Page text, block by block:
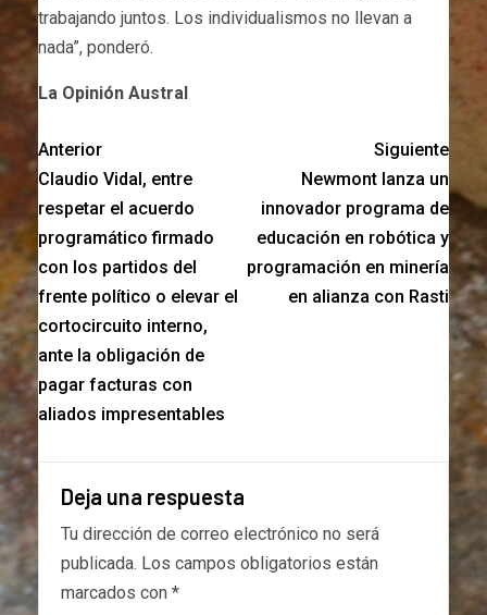
trabajando juntos. Los individualismos no llevan a
nada”, ponderó.
La Opinión Austral
Anterior
Claudio Vidal, entre
respetar el acuerdo
programático firmado
con los partidos del
frente político o elevar el
cortocircuito interno,
ante la obligación de
pagar facturas con
aliados impresentables
Siguiente
Newmont lanza un
innovador programa de
educación en robótica y
programación en minería
en alianza con Rasti
Deja una respuesta
Tu dirección de correo electrónico no será
publicada. Los campos obligatorios están
marcados con *